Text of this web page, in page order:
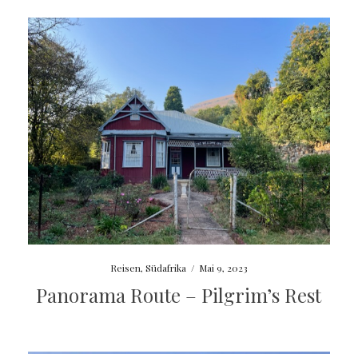
Reisen, Südafrika / Mai 9, 2023
Panorama Route – Pilgrim’s Rest